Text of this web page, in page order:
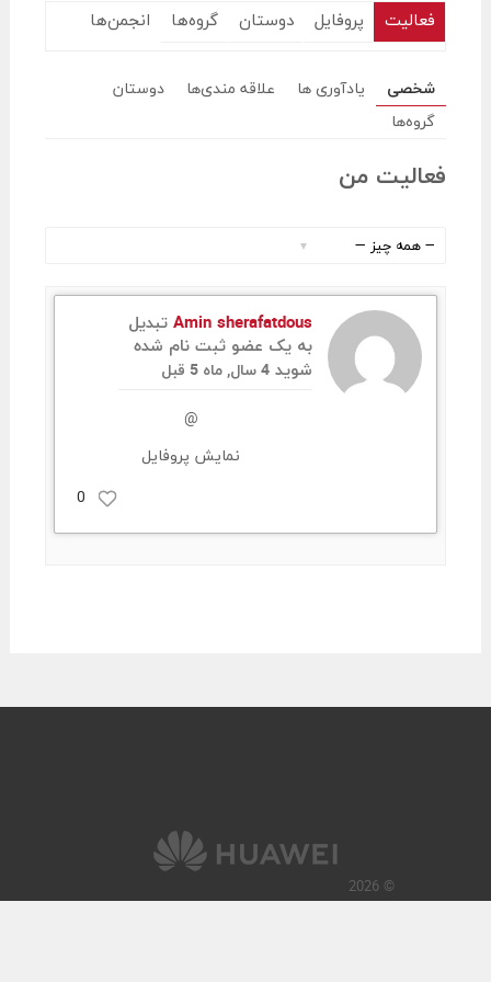
فعالیت پروفایل دوستان گروه‌ها انجمن‌ها
شخصی یادآوری ها علاقه مندی‌ها
دوستان
گروه‌ها
فعالیت من
Amin sherafatdous تبدیل
به یک عضو ثبت نام شده
شوید4 سال, ماه 5 قبل
@
نمایش پروفایل
0
© 2026
کلیه حقوق این وب‌سایت برای هواوی محفوظ است